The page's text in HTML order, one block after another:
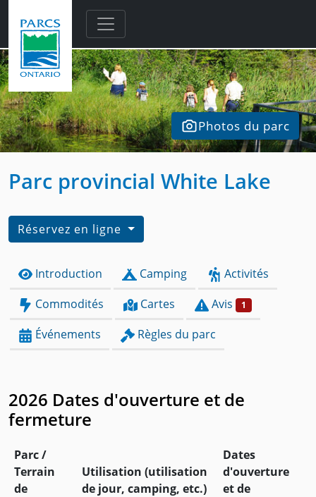
Skip to main content
Photos du parc
Parc provincial White Lake
Réservez en ligne
Introduction Camping
Activités
Commodités
Cartes Avis 1
Événements Règles du parc
2026 Dates d'ouverture et de
fermeture
Parc /
Terrain
de
Utilisation (utilisation
de jour, camping, etc.)
Dates
d'ouverture
et de